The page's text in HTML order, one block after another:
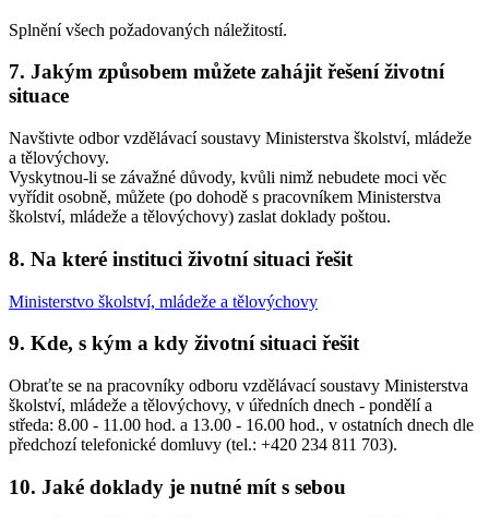
Splnění všech požadovaných náležitostí.
7. Jakým způsobem můžete zahájit řešení životní
situace
Navštivte odbor vzdělávací soustavy Ministerstva školství, mládeže
a tělovýchovy.
Vyskytnou-li se závažné důvody, kvůli nimž nebudete moci věc
vyřídit osobně, můžete (po dohodě s pracovníkem Ministerstva
školství, mládeže a tělovýchovy) zaslat doklady poštou.
8. Na které instituci životní situaci řešit
Ministerstvo školství, mládeže a tělovýchovy
9. Kde, s kým a kdy životní situaci řešit
Obraťte se na pracovníky odboru vzdělávací soustavy Ministerstva
školství, mládeže a tělovýchovy, v úředních dnech - pondělí a
středa: 8.00 - 11.00 hod. a 13.00 - 16.00 hod., v ostatních dnech dle
předchozí telefonické domluvy (tel.: +420 234 811 703).
10. Jaké doklady je nutné mít s sebou